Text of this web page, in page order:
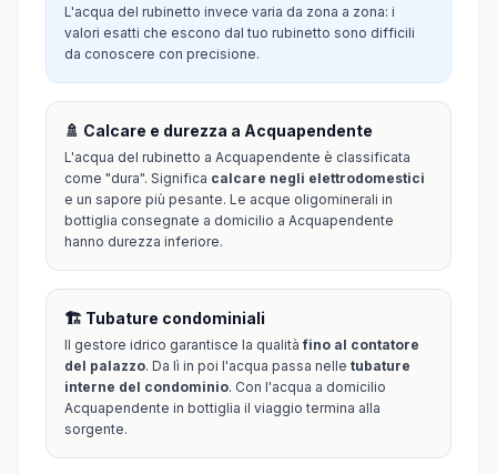
L'acqua del rubinetto invece varia da zona a zona: i
valori esatti che escono dal tuo rubinetto sono difficili
da conoscere con precisione.
🚿 Calcare e durezza a Acquapendente
L'acqua del rubinetto a Acquapendente è classificata
come "dura". Significa calcare negli elettrodomestici
e un sapore più pesante. Le acque oligominerali in
bottiglia consegnate a domicilio a Acquapendente
hanno durezza inferiore.
🏗️ Tubature condominiali
Il gestore idrico garantisce la qualitàfino al contatore
del palazzo. Da lì in poi l'acqua passa nelle tubature
interne del condominio. Con l'acqua a domicilio
Acquapendente in bottiglia il viaggio termina alla
sorgente.